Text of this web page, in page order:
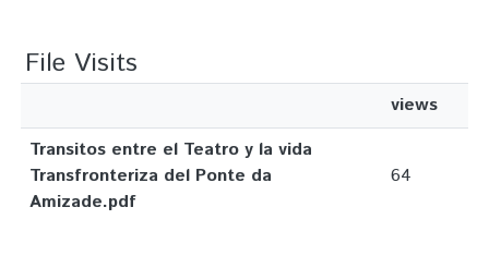
File Visits
views
Transitos entre el Teatro y la vida
Transfronteriza del Ponte da
Amizade.pdf
64